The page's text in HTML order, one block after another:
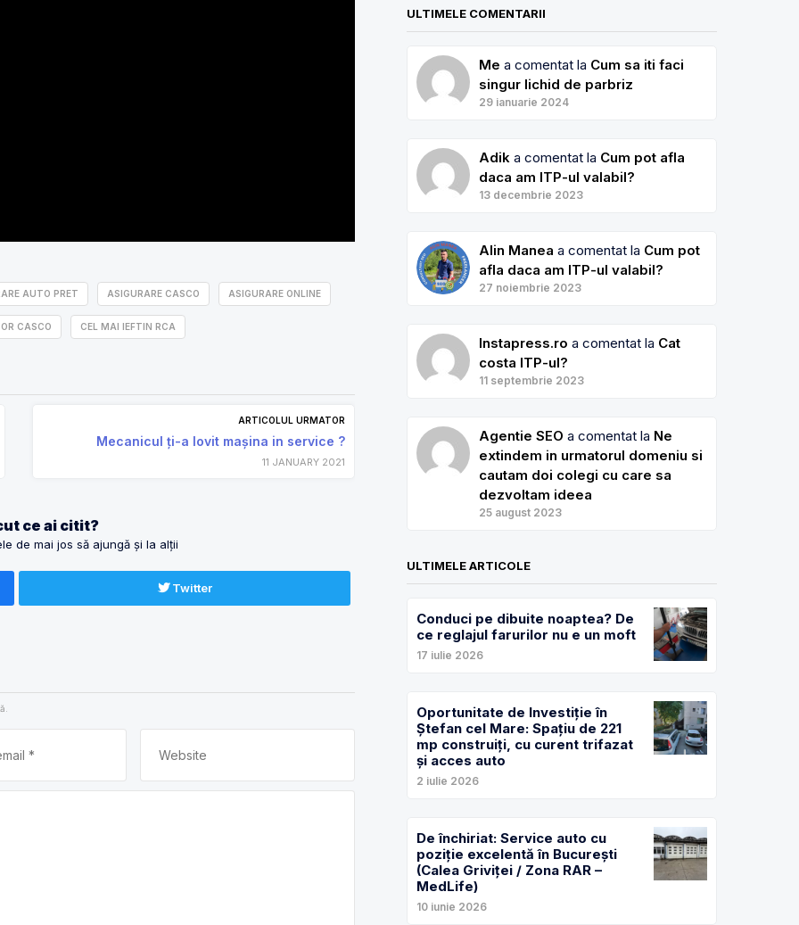
AUTO PRET ASIGURARE CASCO ASIGURARE ONLINE
CASCO CEL MAI IEFTIN RCA
ARTICOLUL URMATOR
Mecanicul ți-a lovit mașina in service ?
11 JANUARY 2021
ce ai citit?
de mai jos să ajungă și la alții
Twitter
ULTIMELE COMENTARII
Me a comentat la Cum sa iti faci
singur lichid de parbriz
29 ianuarie 2024
Adik a comentat la Cum pot afla
daca am ITP-ul valabil?
13 decembrie 2023
Alin Manea a comentat la Cum pot
afla daca am ITP-ul valabil?
27 noiembrie 2023
Instapress.ro a comentat la Cat
costa ITP-ul?
11 septembrie 2023
Agentie SEO a comentat la Ne
extindem in urmatorul domeniu si
cautam doi colegi cu care sa
dezvoltam ideea
25 august 2023
ULTIMELE ARTICOLE
Conduci pe dibuite noaptea? De
ce reglajul farurilor nu e un moft
17 iulie 2026
Oportunitate de Investiție în
Ștefan cel Mare: Spațiu de 221
mp construiți, cu curent trifazat
și acces auto
2 iulie 2026
De închiriat: Service auto cu
poziție excelentă în București
(Calea Griviței / Zona RAR –
MedLife)
10 iunie 2026